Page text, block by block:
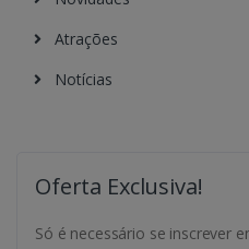
Atrações
Notícias
Oferta Exclusiva!
Só é necessário se inscrever